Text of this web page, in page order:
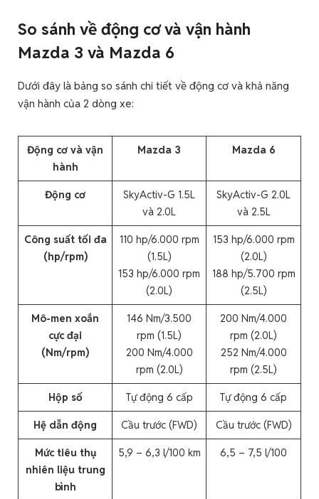
So sánh về động cơ và vận hành
Mazda 3 và Mazda 6
Dưới đây là bảng so sánh chi tiết về động cơ và khả năng
vận hành của 2 dòng xe:
Động cơ và vận
hành
Mazda 3 Mazda 6
Động cơ
SkyActiv-G 1.5L
và 2.0L
SkyActiv-G 2.0L
và 2.5L
Công suất tối đa
(hp/rpm)
110 hp/6.000 rpm
(1.5L)
153 hp/6.000 rpm
(2.0L)
153 hp/6.000 rpm
(2.0L)
188 hp/5.700 rpm
(2.5L)
Mô-men xoắn
cực đại
(Nm/rpm)
146 Nm/3.500
rpm (1.5L)
200 Nm/4.000
rpm (2.0L)
200 Nm/4.000
rpm (2.0L)
252 Nm/4.000
rpm (2.5L)
Hộp số Tự động 6 cấp Tự động 6 cấp
Hệ dẫn động Cầu trước (FWD) Cầu trước (FWD)
Mức tiêu thụ
nhiên liệu trung
bình
5,9 – 6,3 l/100 km 6,5 – 7,5 l/100